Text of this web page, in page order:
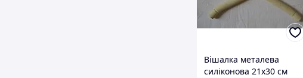
Вішалка металева
силіконова 21x30 см